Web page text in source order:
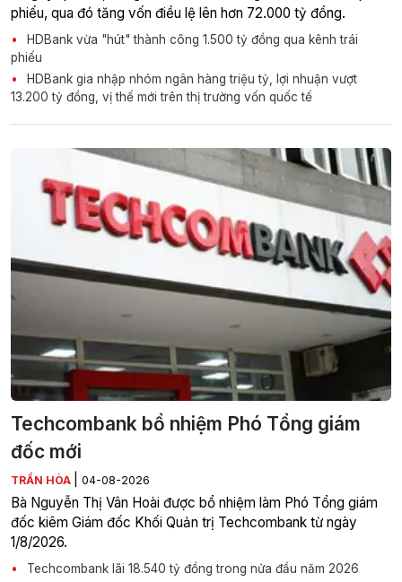
phiếu, qua đó tăng vốn điều lệ lên hơn 72.000 tỷ đồng.
HDBank vừa "hút" thành công 1.500 tỷ đồng qua kênh trái
phiếu
HDBank gia nhập nhóm ngân hàng triệu tỷ, lợi nhuận vượt
13.200 tỷ đồng, vị thế mới trên thị trường vốn quốc tế
Techcombank bổ nhiệm Phó Tổng giám
đốc mới
TRẦN HÒA 04-08-2026
Bà Nguyễn Thị Vân Hoài được bổ nhiệm làm Phó Tổng giám
đốc kiêm Giám đốc Khối Quản trị Techcombank từ ngày
1/8/2026.
Techcombank lãi 18.540 tỷ đồng trong nửa đầu năm 2026